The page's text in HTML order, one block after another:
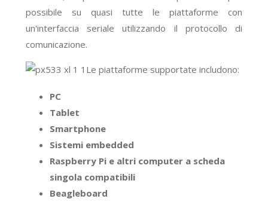
possibile su quasi tutte le piattaforme con
un'interfaccia seriale utilizzando il protocollo di
comunicazione.
Le piattaforme supportate includono:
PC
Tablet
Smartphone
Sistemi embedded
Raspberry Pi e altri computer a scheda
singola compatibili
Beagleboard